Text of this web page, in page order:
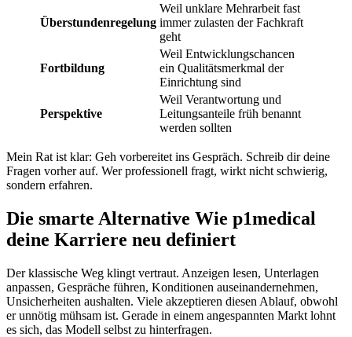
Überstundenregelung
Weil unklare Mehrarbeit fast
immer zulasten der Fachkraft
geht
Fortbildung
Weil Entwicklungschancen
ein Qualitätsmerkmal der
Einrichtung sind
Perspektive
Weil Verantwortung und
Leitungsanteile früh benannt
werden sollten
Mein Rat ist klar: Geh vorbereitet ins Gespräch. Schreib dir deine
Fragen vorher auf. Wer professionell fragt, wirkt nicht schwierig,
sondern erfahren.
Die smarte Alternative Wie p1medical
deine Karriere neu definiert
Der klassische Weg klingt vertraut. Anzeigen lesen, Unterlagen
anpassen, Gespräche führen, Konditionen auseinandernehmen,
Unsicherheiten aushalten. Viele akzeptieren diesen Ablauf, obwohl
er unnötig mühsam ist. Gerade in einem angespannten Markt lohnt
es sich, das Modell selbst zu hinterfragen.